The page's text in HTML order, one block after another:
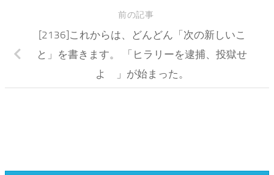
前の記事
[2136]これからは、どんどん「次の新しいこ
と」を書きます。 「ヒラリーを逮捕、投獄せ
よ 」が始まった。